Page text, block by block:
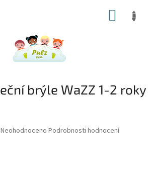
brýle WaZZ 1-2 roky
Průměrné
Neohodnoceno Podrobnosti hodnocení